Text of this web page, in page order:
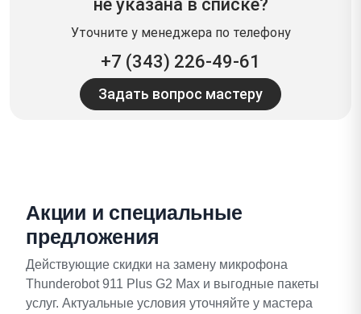
не указана в списке?
Уточните у менеджера по телефону
+7 (343) 226-49-61
Задать вопрос мастеру
Акции и специальные
предложения
Действующие скидки на замену микрофона
Thunderobot 911 Plus G2 Max и выгодные пакеты
услуг. Актуальные условия уточняйте у мастера